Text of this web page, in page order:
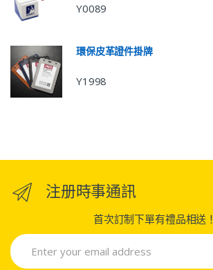
Y0089
環保皮革證件掛牌
Y1998
注册時事通訊
首次訂制下單有禮品相送！